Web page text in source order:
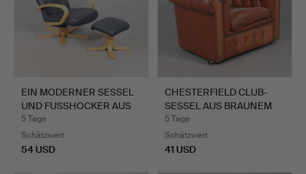
EIN MODERNER SESSEL
UND FUSSHOCKER AUS
BUG…
5 Tage
Schätzwert
54 USD
CHESTERFIELD CLUB-
SESSEL AUS BRAUNEM
LEDER.
5 Tage
Schätzwert
41 USD